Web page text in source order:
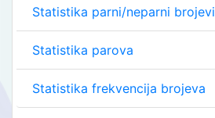
Statistika parni/neparni brojevi
Statistika parova
Statistika frekvencija brojeva